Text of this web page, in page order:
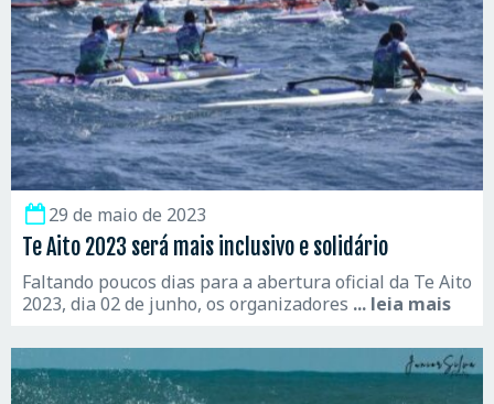
29 de maio de 2023
Te Aito 2023 será mais inclusivo e solidário
Faltando poucos dias para a abertura oficial da Te Aito
2023, dia 02 de junho, os organizadores ... leia mais